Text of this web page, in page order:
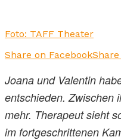
Foto: TAFF Theater
Share on Facebook
Joana und Valentin
entschieden. Zwischen
mehr. Therapeut sieht
im fortgeschrittenen